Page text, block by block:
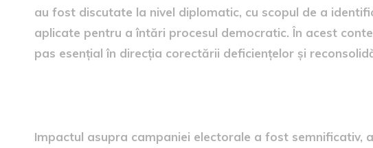
au fost discutate la nivel diplomatic, cu scopul de a
aplicate pentru a întări procesul democratic. În acest
pas esențial în direcția corectării deficiențelor și
Impactul asupra campaniei electorale a fost semnificativ,